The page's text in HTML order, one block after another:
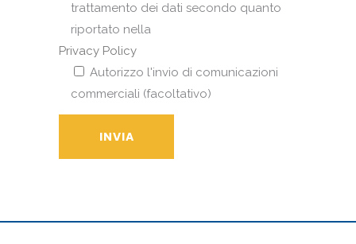
trattamento dei dati secondo quanto
riportato nella
Privacy Policy
Autorizzo l'invio di comunicazioni
commerciali (facoltativo)